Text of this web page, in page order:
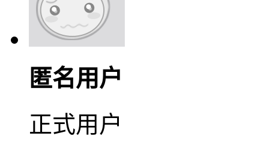
匿名用户
正式用户